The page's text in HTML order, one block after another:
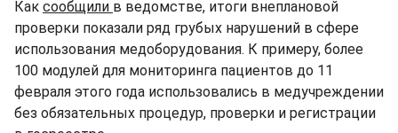
Как сообщили в ведомстве, итоги внеплановой
проверки показали ряд грубых нарушений в сфере
использования медоборудования. К примеру, более
100 модулей для мониторинга пациентов до 11
февраля этого года использовались в медучреждении
без обязательных процедур, проверки и регистрации